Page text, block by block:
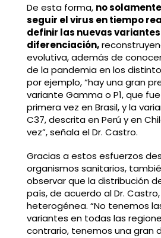
De esta forma, no
seguir el virus en tiempo
definir las nuevas variantes
diferenciación,
evolutiva, además de
de la pandemia en los
por ejemplo, “hay una gran
variante Gamma o P1, que
primera vez en Brasil, y la
C37, descrita en Perú y en
vez”, señala el Dr. Castro.
Gracias a estos esfuerzos
organismos sanitarios,
observar que la distribución
país, de acuerdo al Dr.
heterogénea. “No tenemos
variantes en todas las
contrario, tenemos una gran